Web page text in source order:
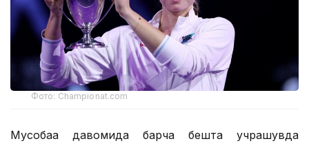
Фото: Сhampionat.com
Мусобақа давомида барча бешта учрашувда